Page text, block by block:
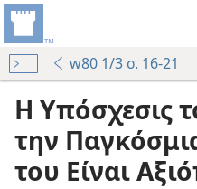
w80 1/3 σ. 16-21
Η Υπόσχεσις
την
του Είναι